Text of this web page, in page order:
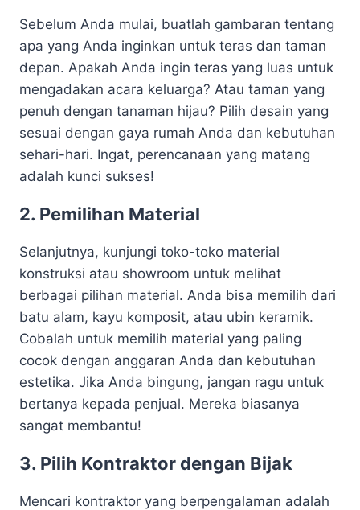
Sebelum Anda mulai, buatlah gambaran tentang
apa yang Anda inginkan untuk teras dan taman
depan. Apakah Anda ingin teras yang luas untuk
mengadakan acara keluarga? Atau taman yang
penuh dengan tanaman hijau? Pilih desain yang
sesuai dengan gaya rumah Anda dan kebutuhan
sehari-hari. Ingat, perencanaan yang matang
adalah kunci sukses!
2. Pemilihan Material
Selanjutnya, kunjungi toko-toko material
konstruksi atau showroom untuk melihat
berbagai pilihan material. Anda bisa memilih dari
batu alam, kayu komposit, atau ubin keramik.
Cobalah untuk memilih material yang paling
cocok dengan anggaran Anda dan kebutuhan
estetika. Jika Anda bingung, jangan ragu untuk
bertanya kepada penjual. Mereka biasanya
sangat membantu!
3. Pilih Kontraktor dengan Bijak
Mencari kontraktor yang berpengalaman adalah